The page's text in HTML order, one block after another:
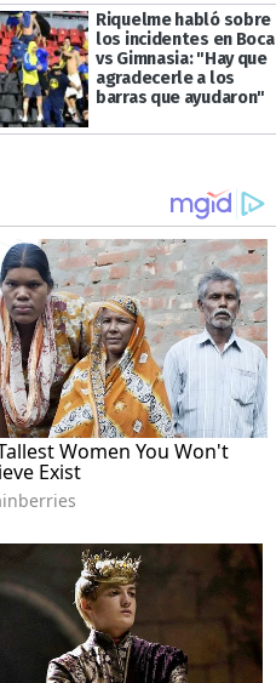
Riquelme habló sobre
los incidentes en Boca
vs Gimnasia: "Hay que
agradecerle a los
barras que ayudaron"